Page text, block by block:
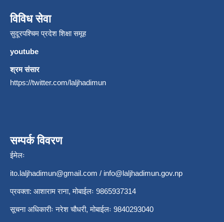
विविध सेवा
सुदूरपश्चिम प्रदेश शिक्षा समूह
youtube
श्रम संसार
https://twitter.com/laljhadimun
सम्पर्क विवरण
ईमेलः
ito.laljhadimun@gmail.com / info@laljhadimun.gov.np
प्रवक्ता: आशाराम राना, मोबाईलः 9865937314
सूचना अधिकारीः नरेश चौधरी, मोबाईलः 9840293040